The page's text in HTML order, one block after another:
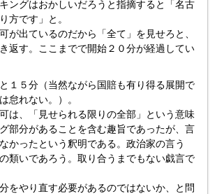
ングはおかしいだろうと指摘すると「名古
方です」と。
が出ているのだから「全て」を見せろと、
返す。ここまでで開始２０分が経過してい
１５分（当然ながら国賠も有り得る展開で
怠れない。）。
は、「見せられる限りの全部」という意味
部分があることを含む趣旨であったが、言
かったという釈明である。政治家の言う
類いであろう。取り合うまでもない戯言で
をやり直す必要があるのではないか、と問